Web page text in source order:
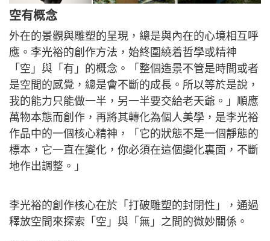
空有概念
外在的景觀與雕塑的呈現，總是與內在的心境相互呼
應。李光裕的創作方法，始終圍繞着哲學或精神
「空」與「有」的概念。「整個造景不管是時間或者
是空間的感覺，總是會不斷的成長。所以等於是說，
我的能力只能做一半，另一半要交給老天爺。」順應
萬物本態而創作，再將其轉化為個人美學，是李光裕
作品中的一個核心精神，「它的狀態不是一個靜態的
標本，它一直在變化，你必須在這個變化裏面，不斷
地作出調整。」
李光裕的創作核心在於「打破雕塑的封閉性」，通過
釋放空間來探索「空」與「無」之間的微妙關係。